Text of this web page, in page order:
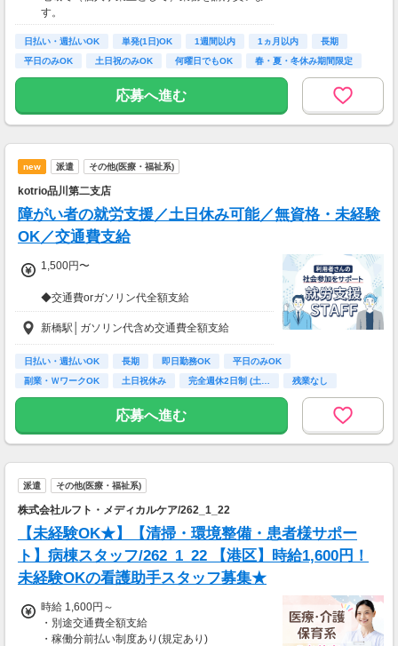
す。
日払い・週払いOK 単発(1日)OK 1週間以内 1ヵ月以内
長期
平日のみOK
土日祝のみOK 何曜日でもOK 春・夏・冬休み期間限定
応募へ進む
new 派遣 その他(医療・福祉系)
kotrio品川第二支店
障がい者の就労支援／土日休み可能／無資格・未経験
OK／交通費支給
1,500円〜
◆交通費orガソリン代全額支給
◆各種社会保険完備
◆資格支援制度有
◆日払い・週払い制度（各規定有）
急な出費にあんしんの制度です。
新橋駅│ガソリン代含め交通費全額支給
日払い・週払いOK 長期 即日勤務OK
平日のみOK
副業・ＷワークOK
土日祝休み 完全週休2日制 (土…
残業なし
ボーナス・昇給あり
応募へ進む
派遣 その他(医療・福祉系)
株式会社ルフト・メディカルケア/262_1_22
【未経験OK★】【清掃・環境整備・患者様サポー
ト】病棟スタッフ/262_1_22 【港区】時給1,600円！
未経験OKの看護助手スタッフ募集★
時給 1,600円～
・別途交通費全額支給
・稼働分前払い制度あり(規定あり)